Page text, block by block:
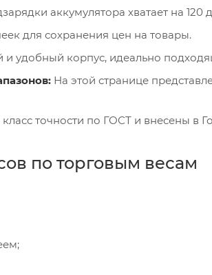
аккумулятора хватает на 120
для сохранения цен на товары.
и удобный корпус, идеально
На этой странице
точности по ГОСТ и внесены в
по торговым весам